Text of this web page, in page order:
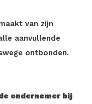
van zijn
aanvullende
ontbonden.
ondernemer bij